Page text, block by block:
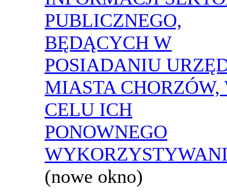
PUBLICZNEGO,
BĘDĄCYCH W
POSIADANIU
MIASTA CHORZÓW,
CELU ICH
PONOWNEGO
(nowe okno)